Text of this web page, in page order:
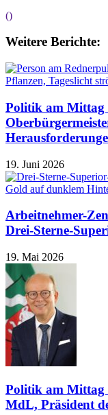
()
Weitere Berichte:
Politik am
19. Juni 2026
Arbeitnehmer-
Drei-Sterne-
19. Mai 2026
Politik am Mittag
MdL, Präsident